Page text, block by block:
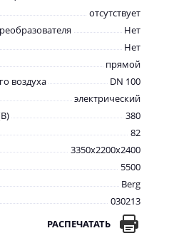
отсутствует
Нет
Нет
прямой
воздуха
DN 100
электрический
380
82
3350x2200x2400
5500
Berg
030213
РАСПЕЧАТАТЬ